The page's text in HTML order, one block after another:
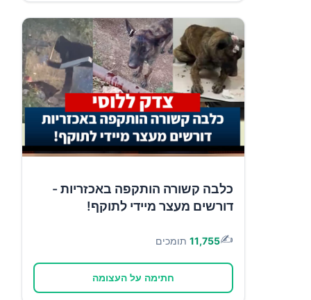
כלבה קשורה הותקפה באכזריות -
דורשים מעצר מיידי לתוקף!
✍️
11,755 תומכים
חתימה על העצומה